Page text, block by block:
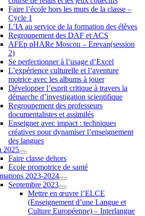
Faire l’école hors les murs de la classe –
Cycle 1
L’IA au service de la formation des élèves
Regroupement des DAF et ACS
AFEp pHARe Moscou – Erevan(session
2)
Se perfectionner à l’usage d’Excel
L’expérience culturelle et l’aventure
motrice avec les albums à jouer
Développer l’esprit critique à travers la
démarche d’investigation scientifique
Regroupement des professeurs
documentalistes et assimilés
Enseigner avec impact : techniques
créatives pour dynamiser l’enseignement
des langues
2025
Faire classe dehors
Ecole promotrice de santé
2023-2024
Septembre 2023
Mettre en œuvre l’ELCE
(Enseignement d’une Langue et
Culture Européenne) – Interlangue